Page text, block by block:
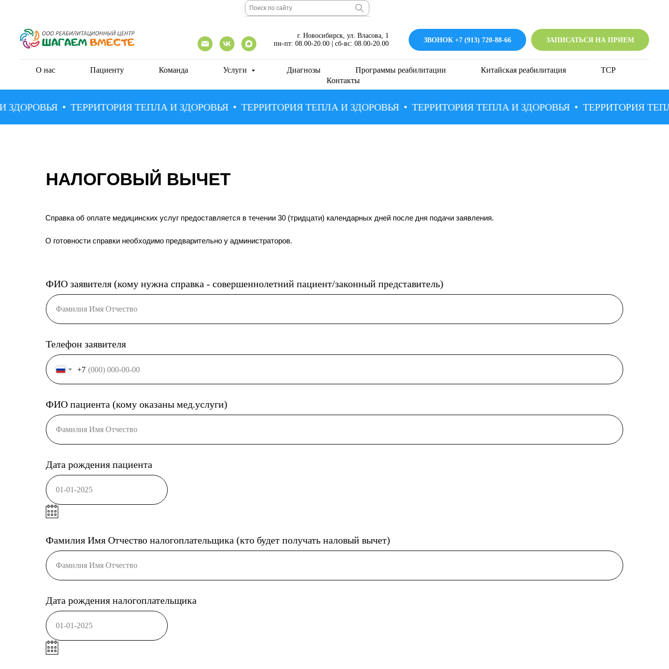
г. Новосибирск, ул. Власова, 1
пн-пт: 08.00-20.00 | сб-вс: 08.00-20.00
ЗВОНОК +7 (913) 720-88-66 ЗАПИСАТЬСЯ НА ПРИЕМ
О нас Пациенту Команда Услуги Диагнозы Программы реабилитации Китайская реабилитация
ТСР
Контакты
ТЕРРИТОРИЯ ТЕПЛА И ЗДОРОВЬЯ ТЕРРИТОРИЯ ТЕПЛА И ЗДОРОВЬЯ ТЕРРИТОРИЯ ТЕПЛА И ЗДОРОВЬЯ ТЕРРИТОРИЯ
НАЛОГОВЫЙ ВЫЧЕТ
Справка об оплате медицинских услуг предоставляется в течении 30 (тридцати) календарных дней после дня подачи заявления.
О готовности справки необходимо предварительно у администраторов.
ФИО заявителя (кому нужна справка - совершеннолетний пациент/законный представитель)
Фамилия Имя Отчество
Телефон заявителя
+7
ФИО пациента (кому оказаны мед.услуги)
Фамилия Имя Отчество
Дата рождения пациента
01-01-2025
Фамилия Имя Отчество налогоплательщика (кто будет получать наловый вычет)
Фамилия Имя Отчество
Дата рождения налогоплательщика
01-01-2025